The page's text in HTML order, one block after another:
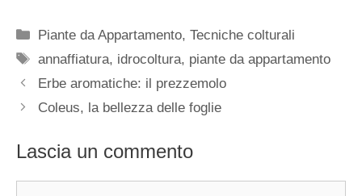
Categorie
Piante da Appartamento,Tecniche colturali
Tag
annaffiatura, idrocoltura, piante da appartamento
Erbe aromatiche: il prezzemolo
Coleus, la bellezza delle foglie
Lascia un commento